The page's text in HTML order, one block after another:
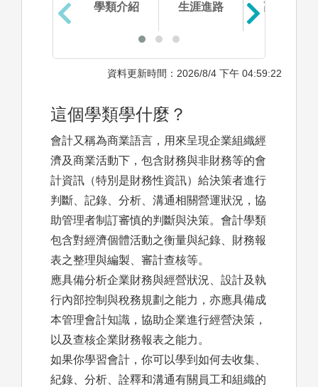
學類介紹 生涯進路 高中準備
資料更新時間：2026/8/4 下午 04:59:22
這個學類學什麼？
會計又稱為商業語言，用來呈現企業組織經
濟及商業活動下，包含財務與非財務等的會
計資訊（特別是財務性資訊）給決策者進行
判斷、記錄、分析、溝通相關營運狀況，協
助管理者制訂審慎的判斷與決策。會計學類
包含對經濟個體活動之衡量與紀錄、財務報
表之整理與編製、審計查核等。
應具備分析企業財務與經營狀況、設計及執
行內部控制與稅務規劃之能力，亦應具備成
本管理會計知識，協助企業進行經營決策，
以及查核企業財務報表之能力。
如果你學習會計，你可以學到如何去收集、
紀錄、分析、詮釋和溝通有關員工和組織的